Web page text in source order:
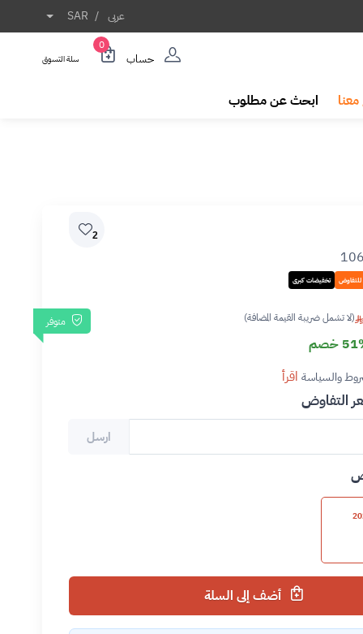
عربى /
SAR
حساب
0
سلة التسوق
معنا ابحث عن مطلوب
2
للتفاوض تخفيضات كبرى
متوفر (لا تشمل ضريبة القيمة المضافة)
خصم
والسياسة اقرأ
التفاوض
ارسل
أضف إلى السلة